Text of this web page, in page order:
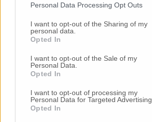
Personal Data Processing Opt Outs
I want to opt-out of the Sharing of my
personal data.
Opted In
I want to opt-out of the Sale of my
Personal Data.
Opted In
I want to opt-out of processing my
Personal Data for Targeted Advertising.
Opted In
Commenti
Nessun commento presente
Commenta